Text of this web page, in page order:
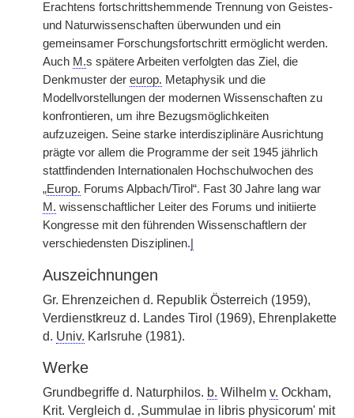
Erachtens fortschrittshemmende Trennung von Geistes-
und Naturwissenschaften überwunden und ein
gemeinsamer Forschungsfortschritt ermöglicht werden.
Auch M.s spätere Arbeiten verfolgten das Ziel, die
Denkmuster der europ. Metaphysik und die
Modellvorstellungen der modernen Wissenschaften zu
konfrontieren, um ihre Bezugsmöglichkeiten
aufzuzeigen. Seine starke interdisziplinäre Ausrichtung
prägte vor allem die Programme der seit 1945 jährlich
stattfindenden Internationalen Hochschulwochen des
„Europ. Forums Alpbach/Tirol“. Fast 30 Jahre lang war
M. wissenschaftlicher Leiter des Forums und initiierte
Kongresse mit den führenden Wissenschaftlern der
verschiedensten Disziplinen.
Auszeichnungen
Gr. Ehrenzeichen d. Republik Österreich (1959),
Verdienstkreuz d. Landes Tirol (1969), Ehrenplakette
d. Univ. Karlsruhe (1981).
Werke
Grundbegriffe d. Naturphilos. b. Wilhelm v. Ockham,
Krit. Vergleich d. ‚Summulae in libris physicorum' mit